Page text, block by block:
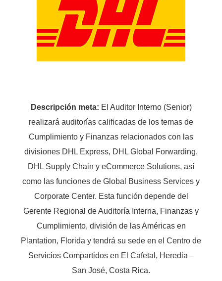
Descripción meta: El Auditor Interno (Senior)
realizará auditorías calificadas de los temas de
Cumplimiento y Finanzas relacionados con las
divisiones DHL Express, DHL Global Forwarding,
DHL Supply Chain y eCommerce Solutions, así
como las funciones de Global Business Services y
Corporate Center. Esta función depende del
Gerente Regional de Auditoría Interna, Finanzas y
Cumplimiento, división de las Américas en
Plantation, Florida y tendrá su sede en el Centro de
Servicios Compartidos en El Cafetal, Heredia –
San José, Costa Rica.